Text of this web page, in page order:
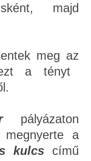
majd
meg az
a tényt
pályázaton
megnyerte a
kulcs című